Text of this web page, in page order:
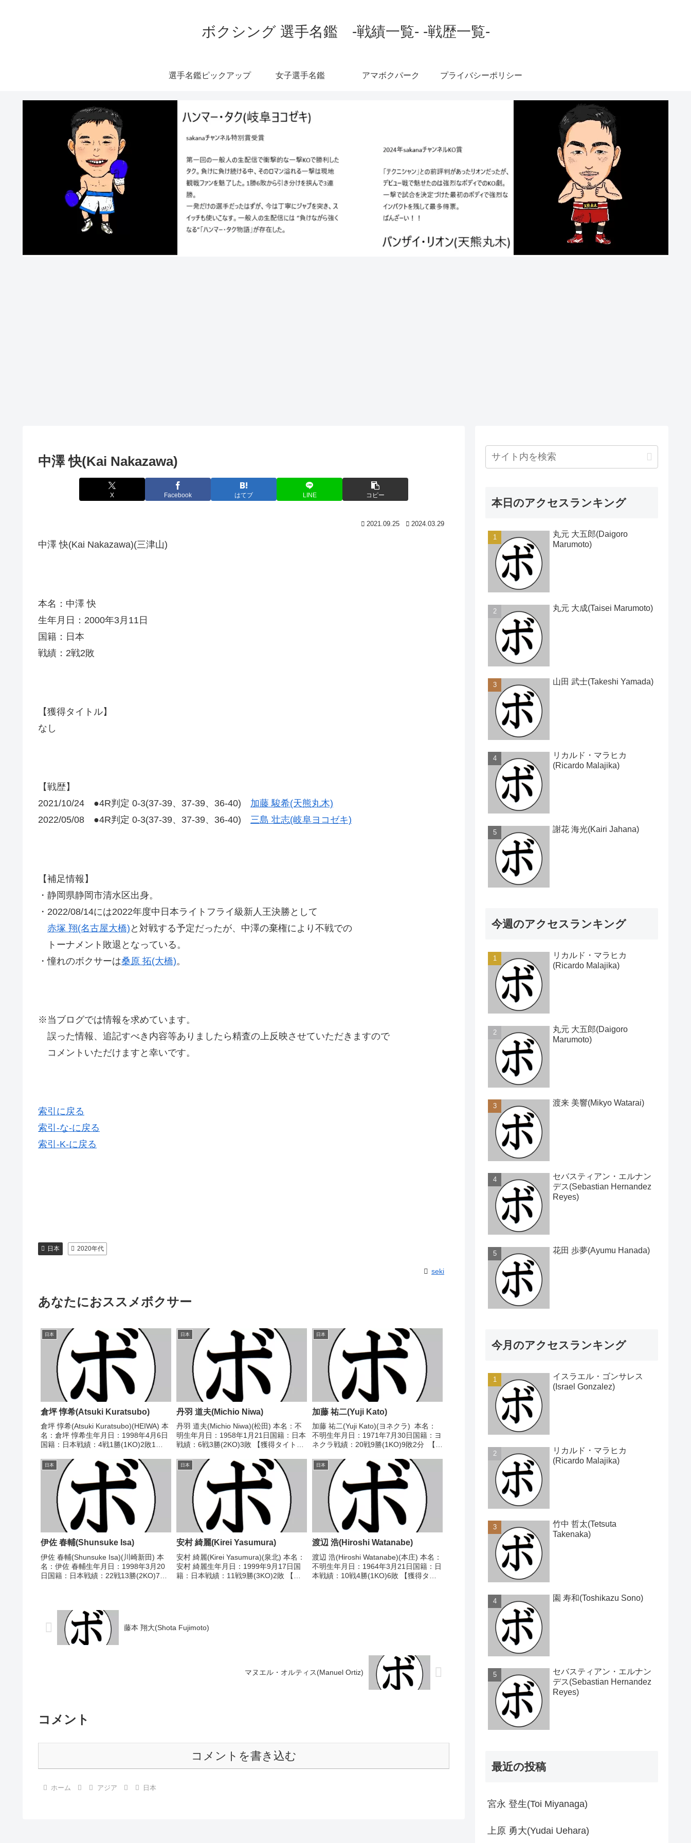
ボクシング 選手名鑑 -戦績一覧- -戦歴一覧-
選手名鑑ピックアップ 女子選手名鑑 アマボクパーク プライバシーポリシー
中澤 快(Kai Nakazawa)
X Facebook はてブ LINE コピー
2021.09.25 2024.03.29
中澤 快(Kai Nakazawa)(三津山)
本名：中澤 快
生年月日：2000年3月11日
国籍：日本
戦績：2戦2敗
【獲得タイトル】
なし
【戦歴】
2021/10/24 ●4R判定 0-3(37-39、37-39、36-40) 加藤 駿希(天熊丸木)
2022/05/08 ●4R判定 0-3(37-39、37-39、36-40) 三島 壮志(岐阜ヨコゼキ)
【補足情報】
・静岡県静岡市清水区出身。
・2022/08/14には2022年度中日本ライトフライ級新人王決勝として
赤塚 翔(名古屋大橋) と対戦する予定だったが、中澤の棄権により不戦での
トーナメント敗退となっている。
・憧れのボクサーは桑原 拓(大橋)。
※当ブログでは情報を求めています。
誤った情報、追記すべき内容等ありましたら精査の上反映させていただきますので
コメントいただけますと幸いです。
索引に戻る
索引-な-に戻る
索引-K-に戻る
日本 2020年代
seki
あなたにおススメボクサー
日本
倉坪 惇希(Atsuki Kuratsubo)
倉坪 惇希(Atsuki Kuratsubo)(HEIWA) 本
名：倉坪 惇希生年月日：1998年4月6日
国籍：日本戦績：4戦1勝(1KO)2敗1
イトフライ級新人王 【戦歴】
2025/04/06 ○1...
日本
丹羽 道夫(Michio Niwa)
丹羽 道夫(Michio Niwa)(松田) 本名：不
明生年月日：1958年1月21日国籍：日本
戦績：6戦3勝(2KO)3敗 【獲得タイト
定 (採点不明) 佐藤 ジョー(池
田)1979/09/...
日本
加藤 祐二(Yuji Kato)
加藤 祐二(Yuji Kato)(ヨネクラ) 本名：
不明生年月日：1971年7月30日国籍：ヨ
ネクラ戦績：20戦9勝(1KO)9敗2分 【獲
1992/03/30 ○4R判定 (採点不明) 平野
安夫(ランド)...
日本
伊佐 春輔(Shunsuke Isa)
伊佐 春輔(Shunsuke Isa)(川崎新田) 本
名：伊佐 春輔生年月日：1998年3月20
日国籍：日本戦績：22戦13勝(2KO)7敗2
日本
安村 綺麗(Kirei Yasumura)
安村 綺麗(Kirei Yasumura)(泉北) 本名：
安村 綺麗生年月日：1999年9月17日国
籍：日本戦績：11戦9勝(3KO)2敗 【獲
日本
渡辺 浩(Hiroshi Watanabe)
渡辺 浩(Hiroshi Watanabe)(本庄) 本名：
不明生年月日：1964年3月21日国籍：日
本戦績：10戦4勝(1KO)6敗 【獲得タイ
藤本 翔大(Shota Fujimoto)
マヌエル・オルティス(Manuel Ortiz)
コメント
コメントを書き込む
ホーム アジア 日本
本日のアクセスランキング
丸元 大五郎(Daigoro
Marumoto)
丸元 大成(Taisei Marumoto)
山田 武士(Takeshi Yamada)
リカルド・マラヒカ
(Ricardo Malajika)
謝花 海光(Kairi Jahana)
今週のアクセスランキング
リカルド・マラヒカ
(Ricardo Malajika)
丸元 大五郎(Daigoro
Marumoto)
渡来 美響(Mikyo Watarai)
セバスティアン・エルナン
デス(Sebastian Hernandez
Reyes)
花田 歩夢(Ayumu Hanada)
今月のアクセスランキング
イスラエル・ゴンサレス
(Israel Gonzalez)
リカルド・マラヒカ
(Ricardo Malajika)
竹中 哲太(Tetsuta
Takenaka)
園 寿和(Toshikazu Sono)
セバスティアン・エルナン
デス(Sebastian Hernandez
Reyes)
最近の投稿
宮永 登生(Toi Miyanaga)
上原 勇大(Yudai Uehara)